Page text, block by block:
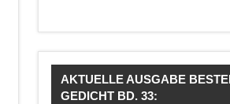
AKTUELLE AUSGABE
GEDICHT BD. 33: